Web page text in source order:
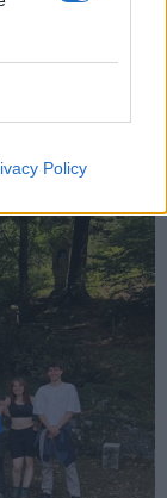
Policy
di
per